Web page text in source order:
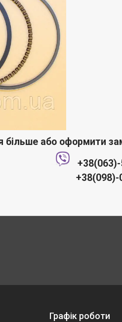
більше або оформити
+38(098)-
Графік роботи